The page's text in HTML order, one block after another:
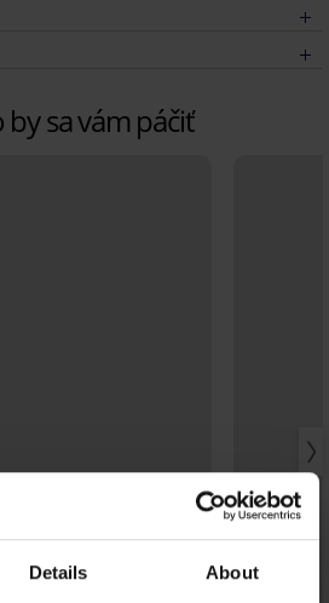
Details About
sa vám páčiť